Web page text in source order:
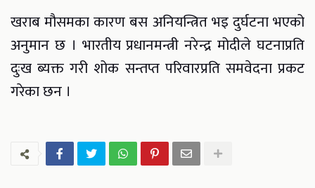
खराब मौसमका कारण बस अनियन्त्रित भइ दुर्घटना भएको
अनुमान छ । भारतीय प्रधानमन्त्री नरेन्द्र मोदीले घटनाप्रति
दुःख ब्यक्त गरी शोक सन्तप्त परिवारप्रति समवेदना प्रकट
गरेका छन ।